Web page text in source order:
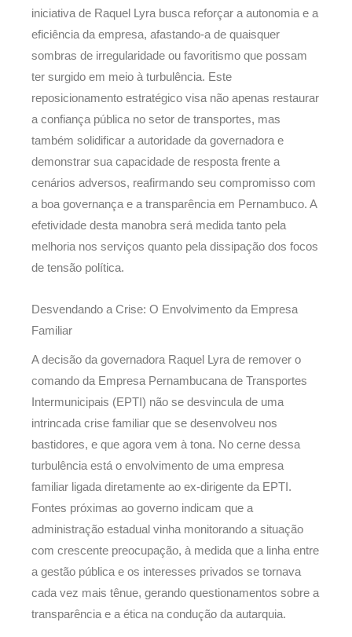
iniciativa de Raquel Lyra busca reforçar a autonomia e a
eficiência da empresa, afastando-a de quaisquer
sombras de irregularidade ou favoritismo que possam
ter surgido em meio à turbulência. Este
reposicionamento estratégico visa não apenas restaurar
a confiança pública no setor de transportes, mas
também solidificar a autoridade da governadora e
demonstrar sua capacidade de resposta frente a
cenários adversos, reafirmando seu compromisso com
a boa governança e a transparência em Pernambuco. A
efetividade desta manobra será medida tanto pela
melhoria nos serviços quanto pela dissipação dos focos
de tensão política.
Desvendando a Crise: O Envolvimento da Empresa
Familiar
A decisão da governadora Raquel Lyra de remover o
comando da Empresa Pernambucana de Transportes
Intermunicipais (EPTI) não se desvincula de uma
intrincada crise familiar que se desenvolveu nos
bastidores, e que agora vem à tona. No cerne dessa
turbulência está o envolvimento de uma empresa
familiar ligada diretamente ao ex-dirigente da EPTI.
Fontes próximas ao governo indicam que a
administração estadual vinha monitorando a situação
com crescente preocupação, à medida que a linha entre
a gestão pública e os interesses privados se tornava
cada vez mais tênue, gerando questionamentos sobre a
transparência e a ética na condução da autarquia.